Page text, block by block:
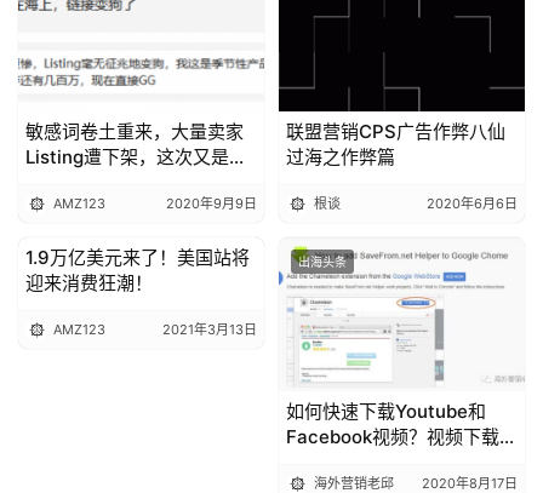
敏感词卷土重来，大量卖家
Listing遭下架，这次又是谁
AMZ123 2020年9月9日
联盟营销CPS广告作弊八仙
过海之作弊篇
根谈 2020年6月6日
出海头条
1.9万亿美元来了！美国站将
迎来消费狂潮！
AMZ123 2021年3月13日
出海头条
如何快速下载Youtube和
Facebook视频？视频下载工
海外营销老邱 2020年8月17日